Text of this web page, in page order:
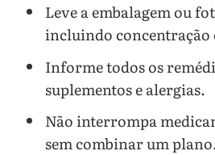
Leve a embalagem ou
incluindo concentração
Informe todos os
suplementos e alergias.
Não interrompa
sem combinar um